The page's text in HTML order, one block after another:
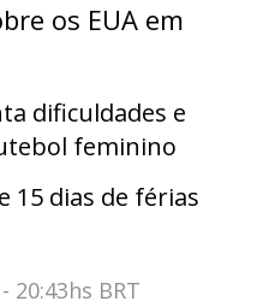
os EUA em
dificuldades e
feminino
15 dias de férias
20:43hs BRT